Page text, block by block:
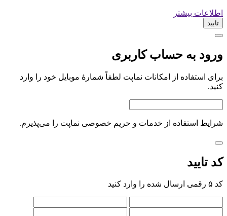
اطلاعات بیشتر
تایید
ورود به حساب کاربری
برای استفاده از امکانات نماپت لطفاً شمارهٔ موبایل خود را وارد
کنید.
شرایط استفاده از خدمات و حریم خصوصی نماپت را می‌پذیرم.
کد تایید
کد ۵ رقمی ارسال شده را وارد کنید